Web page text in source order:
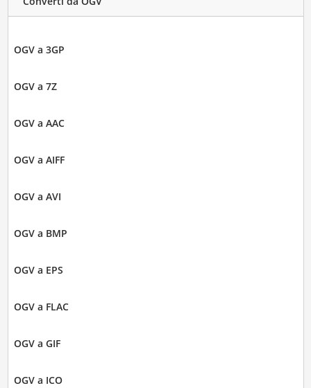
OGV a 3GP
OGV a 7Z
OGV a AAC
OGV a AIFF
OGV a AVI
OGV a BMP
OGV a EPS
OGV a FLAC
OGV a GIF
OGV a ICO